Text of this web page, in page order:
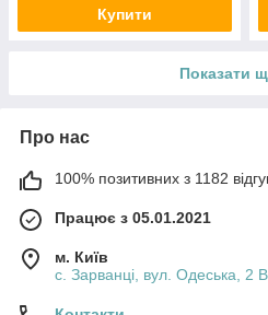
Купити
Показати
Про нас
100% позитивних з 1182
Працює з 05.01.2021
м. Київ
с. Зарванці, вул. Одеська, 2